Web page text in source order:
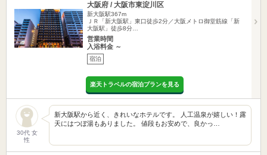
大阪府 / 大阪市東淀川区
新大阪駅367m
ＪＲ「新大阪駅」東口徒歩2分／大阪メトロ御堂筋線「新
大阪駅」徒歩8分…
営業時間
入浴料金 ～
宿泊
楽天トラベルの宿泊プランを見る
30代 女
性
新大阪駅から近く、きれいなホテルです。 人工温泉が嬉しい！露
天にはつぼ湯もありました。 値段もお安めで、良かっ…